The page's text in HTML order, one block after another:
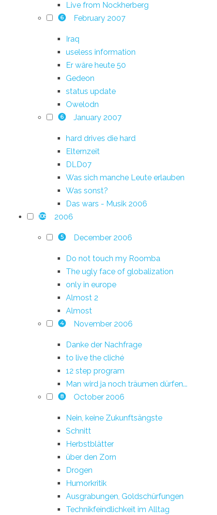
Live from Nockherberg
6 February 2007
Iraq
useless information
Er wäre heute 50
Gedeon
status update
Owelodn
6 January 2007
hard drives die hard
Elternzeit
DLD07
Was sich manche Leute erlauben
Was sonst?
Das wars - Musik 2006
108 2006
5 December 2006
Do not touch my Roomba
The ugly face of globalization
only in europe
Almost 2
Almost
4 November 2006
Danke der Nachfrage
to live the cliché
12 step program
Man wird ja noch träumen dürfen...
8 October 2006
Nein, keine Zukunftsängste
Schnitt
Herbstblätter
über den Zorn
Drogen
Humorkritik
Ausgrabungen, Goldschürfungen
Technikfeindlichkeit im Alltag